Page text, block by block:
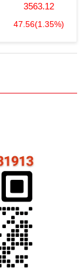
3563.12
47.56(1.35%)